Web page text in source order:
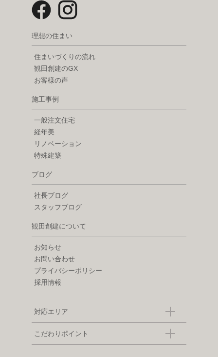
理想の住まい
住まいづくりの流れ
観田創建のGX
お客様の声
施工事例
一般注文住宅
経年美
リノベーション
特殊建築
ブログ
社長ブログ
スタッフブログ
観田創建について
お知らせ
お問い合わせ
プライバシーポリシー
採用情報
対応エリア
こだわりポイント